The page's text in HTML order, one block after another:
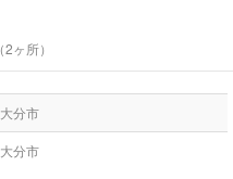
（2ヶ所）
大分市
大分市